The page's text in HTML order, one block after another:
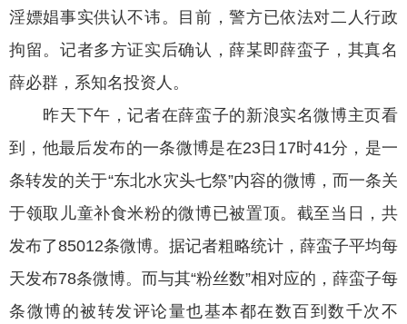
淫嫖娼事实供认不讳。目前，警方已依法对二人行政
拘留。记者多方证实后确认，薛某即薛蛮子，其真名
薛必群，系知名投资人。
昨天下午，记者在薛蛮子的新浪实名微博主页看
到，他最后发布的一条微博是在23日17时41分，是一
条转发的关于“东北水灾头七祭”内容的微博，而一条关
于领取儿童补食米粉的微博已被置顶。截至当日，共
发布了85012条微博。据记者粗略统计，薛蛮子平均每
天发布78条微博。而与其“粉丝数”相对应的，薛蛮子每
条微博的被转发评论量也基本都在数百到数千次不